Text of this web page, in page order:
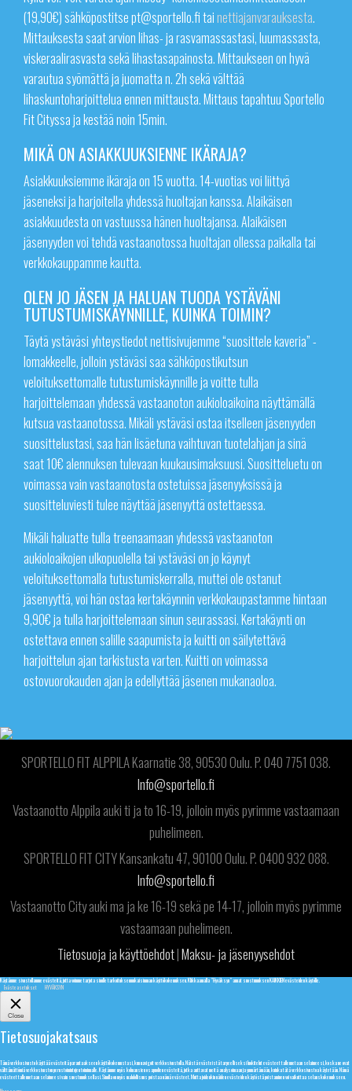
(19,90€) sähköpostitse pt@sportello.fi tainettiajanvarauksesta.
Mittauksesta saat arvion lihas- ja rasvamassastasi, luumassasta,
viskeraalirasvasta sekä lihastasapainosta. Mittaukseen on hyvä
varautua syömättä ja juomatta n. 2h sekä välttää
lihaskuntoharjoittelua ennen mittausta. Mittaus tapahtuu Sportello
Fit Cityssa ja kestää noin 15min.
MIKÄ ON ASIAKKUUKSIENNE IKÄRAJA?
Asiakkuuksiemme ikäraja on 15 vuotta. 14-vuotias voi liittyä
jäseneksi ja harjoitella yhdessä huoltajan kanssa. Alaikäisen
asiakkuudesta on vastuussa hänen huoltajansa. Alaikäisen
jäsenyyden voi tehdä vastaanotossa huoltajan ollessa paikalla tai
verkkokauppamme kautta.
OLEN JO JÄSEN JA HALUAN TUODA YSTÄVÄNI
TUTUSTUMISKÄYNNILLE, KUINKA TOIMIN?
Täytä ystäväsi yhteystiedot nettisivujemme “suosittele kaveria” -
lomakkeelle, jolloin ystäväsi saa sähköpostikutsun
veloituksettomalle tutustumiskäynnille ja voitte tulla
harjoittelemaan yhdessä vastaanoton aukioloaikoina näyttämällä
kutsua vastaanotossa. Mikäli ystäväsi ostaa itselleen jäsenyyden
suosittelustasi, saa hän lisäetuna vaihtuvan tuotelahjan ja sinä
saat 10€ alennuksen tulevaan kuukausimaksuusi. Suositteluetu on
voimassa vain vastaanotosta ostetuissa jäsenyyksissä ja
suositteluviesti tulee näyttää jäsenyyttä ostettaessa.
Mikäli haluatte tulla treenaamaan yhdessä vastaanoton
aukioloaikojen ulkopuolella tai ystäväsi on jo käynyt
veloituksettomalla tutustumiskerralla, muttei ole ostanut
jäsenyyttä, voi hän ostaa kertakäynnin verkkokaupastamme hintaan
9,90€ ja tulla harjoittelemaan sinun seurassasi. Kertakäynti on
ostettava ennen salille saapumista ja kuitti on säilytettävä
harjoittelun ajan tarkistusta varten. Kuitti on voimassa
ostovuorokauden ajan ja edellyttää jäsenen mukanaoloa.
SPORTELLO FIT ALPPILA Kaarnatie 38, 90530 Oulu. P. 040 7751 038.
Info@sportello.fi
Vastaanotto Alppila auki ti ja to 16-19, jolloin myös pyrimme vastaamaan
puhelimeen.
SPORTELLO FIT CITY Kansankatu 47, 90100 Oulu. P. 0400 932 088.
Info@sportello.fi
Vastaanotto City auki ma ja ke 16-19 sekä pe 14-17, jolloin myös pyrimme
vastaamaan puhelimeen.
Tietosuoja ja käyttöehdot|Maksu- ja jäsenyysehdot
Käytämme sivustollamme evästeitä, jotta voimme tarjota sinulle tarkoituksenmukaisimman käyttökokemuksen. Klikkaamalla "Hyväksyn" annat suostumuksen KAIKKIEN evästeiden käytölle.
Evästeasetukset
HYVÄKSYN
Close
Tietosuojakatsaus
Tämä verkkosivusto käyttää evästeitä parantaakseen käyttökokemustasi, kun navigoit verkkosivustolla. Näistä evästeistä tarpeelliseksi luokitelut evästeet tallennetaan selaimeesi, koska ne ovat
välttämättömiä verkkosivuston perustoimintojen toiminnalle. Käytämme myös kolmansien osapuolien evästeitä, jotka auttavat meitä analysoimaan ja ymmärtämään, kuinka tätä verkkosivustoa käytetään. Nämä
evästeet tallennetaan selaimeesi vain suostumuksellasi. Sinulla on myös mahdollisuus poistaa nämä evästeet. Mutta joidenkin näiden evästeiden käytöstä poistaminen voi vaikuttaa selauskokemukseen.